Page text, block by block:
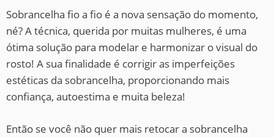
Sobrancelha fio a fio é a nova sensação do momento,
né? A técnica, querida por muitas mulheres, é uma
ótima solução para modelar e harmonizar o visual do
rosto! A sua finalidade é corrigir as imperfeições
estéticas da sobrancelha, proporcionando mais
confiança, autoestima e muita beleza!
Então se você não quer mais retocar a sobrancelha